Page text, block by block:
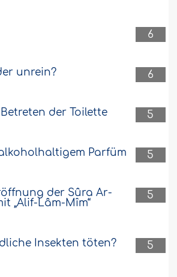
6
6
unrein?
5
der Toilette
5
Parfüm
5
der Sûra Ar-
„Alif-Lâm-Mîm“
5
Insekten töten?